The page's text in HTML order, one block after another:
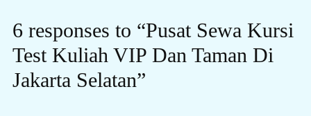
6 responses to “Pusat Sewa Kursi
Test Kuliah VIP Dan Taman Di
Jakarta Selatan”